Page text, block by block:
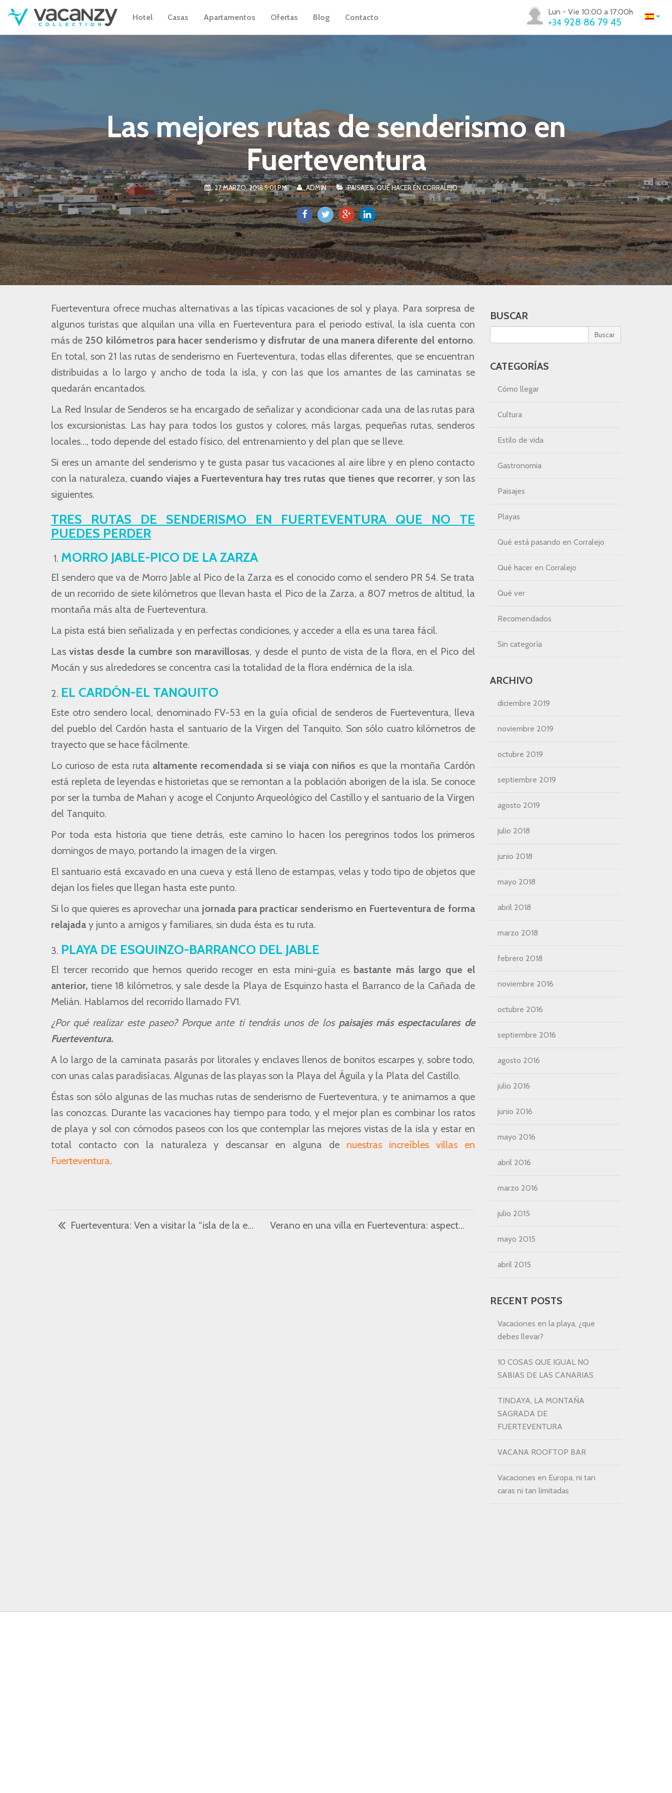
Hotel Casas Apartamentos Ofertas Blog Contacto
Lun - Vie 10:00 a 17:00h
+34 928 86 79 45
Las mejores rutas de senderismo en
Fuerteventura
27 MARZO, 2018 5:01 PM ADMIN PAISAJES,QUÉ HACER EN CORRALEJO
Fuerteventura ofrece muchas alternativas a las típicas vacaciones de sol y playa. Para sorpresa de
algunos turistas que alquilan una villa en Fuerteventura para el periodo estival, la isla cuenta con
más de 250 kilómetros para hacer senderismo y disfrutar de una manera diferente del entorno.
En total, son 21 las rutas de senderismo en Fuerteventura, todas ellas diferentes, que se encuentran
distribuidas a lo largo y ancho de toda la isla, y con las que los amantes de las caminatas se
quedarán encantados.
La Red Insular de Senderos se ha encargado de señalizar y acondicionar cada una de las rutas para
los excursionistas. Las hay para todos los gustos y colores, más largas, pequeñas rutas, senderos
locales…, todo depende del estado físico, del entrenamiento y del plan que se lleve.
Si eres un amante del senderismo y te gusta pasar tus vacaciones al aire libre y en pleno contacto
con la naturaleza, cuando viajes a Fuerteventura hay tres rutas que tienes que recorrer, y son las
siguientes.
TRES RUTAS DE SENDERISMO EN FUERTEVENTURA QUE NO TE
PUEDES PERDER
MORRO JABLE-PICO DE LA ZARZA
El sendero que va de Morro Jable al Pico de la Zarza es el conocido como el sendero PR 54. Se trata
de un recorrido de siete kilómetros que llevan hasta el Pico de la Zarza, a 807 metros de altitud, la
montaña más alta de Fuerteventura.
La pista está bien señalizada y en perfectas condiciones, y acceder a ella es una tarea fácil.
Las vistas desde la cumbre son maravillosas, y desde el punto de vista de la flora, en el Pico del
Mocán y sus alrededores se concentra casi la totalidad de la flora endémica de la isla.
EL CARDÓN-EL TANQUITO
Este otro sendero local, denominado FV-53 en la guía oficial de senderos de Fuerteventura, lleva
del pueblo del Cardón hasta el santuario de la Virgen del Tanquito. Son sólo cuatro kilómetros de
trayecto que se hace fácilmente.
Lo curioso de esta ruta altamente recomendada si se viaja con niños es que la montaña Cardón
está repleta de leyendas e historietas que se remontan a la población aborigen de la isla. Se conoce
por ser la tumba de Mahan y acoge el Conjunto Arqueológico del Castillo y el santuario de la Virgen
del Tanquito.
Por toda esta historia que tiene detrás, este camino lo hacen los peregrinos todos los primeros
domingos de mayo, portando la imagen de la virgen.
El santuario está excavado en una cueva y está lleno de estampas, velas y todo tipo de objetos que
dejan los fieles que llegan hasta este punto.
Si lo que quieres es aprovechar una jornada para practicar senderismo en Fuerteventura de forma
relajada y junto a amigos y familiares, sin duda ésta es tu ruta.
PLAYA DE ESQUINZO-BARRANCO DEL JABLE
El tercer recorrido que hemos querido recoger en esta mini-guía esbastante más largo que el
anterior, tiene 18 kilómetros, y sale desde la Playa de Esquinzo hasta el Barranco de la Cañada de
Melián. Hablamos del recorrido llamado FV1.
¿Por qué realizar este paseo? Porque ante ti tendrás unos de los paisajes más espectaculares de
Fuerteventura.
A lo largo de la caminata pasarás por litorales y enclaves llenos de bonitos escarpes y, sobre todo,
con unas calas paradisíacas. Algunas de las playas son la Playa del Águila y la Plata del Castillo.
Éstas son sólo algunas de las muchas rutas de senderismo de Fuerteventura, y te animamos a que
las conozcas. Durante las vacaciones hay tiempo para todo, y el mejor plan es combinar los ratos
de playa y sol con cómodos paseos con los que contemplar las mejores vistas de la isla y estar en
total contacto con la naturaleza y descansar en alguna de nuestras increíbles villas en
Fuerteventura.
Fuerteventura: Ven a visitar la “isla de la eterna primavera” Verano en una villa en Fuerteventura: aspectos positivos de reservar tus vacaciones ahora
BUSCAR
Buscar
CATEGORÍAS
Cómo llegar
Cultura
Estilo de vida
Gastronomia
Paisajes
Playas
Qué está pasando en Corralejo
Qué hacer en Corralejo
Qué ver
Recomendados
Sin categoría
ARCHIVO
diciembre 2019
noviembre 2019
octubre 2019
septiembre 2019
agosto 2019
julio 2018
junio 2018
mayo 2018
abril 2018
marzo 2018
febrero 2018
noviembre 2016
octubre 2016
septiembre 2016
agosto 2016
julio 2016
junio 2016
mayo 2016
abril 2016
marzo 2016
julio 2015
mayo 2015
abril 2015
RECENT POSTS
Vacaciones en la playa, ¿que
debes llevar?
10 COSAS QUE IGUAL NO
SABIAS DE LAS CANARIAS
TINDAYA, LA MONTAÑA
SAGRADA DE
FUERTEVENTURA
VACANA ROOFTOP BAR
Vacaciones en Europa, ni tan
caras ni tan limitadas